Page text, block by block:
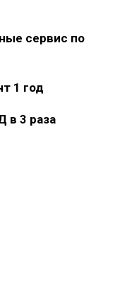
сервис по
1 год
в 3 раза